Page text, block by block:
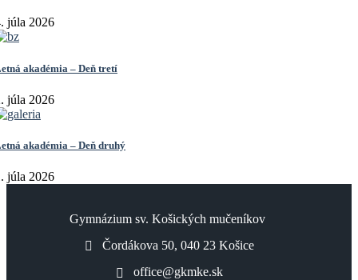
júla 2026
akadémia – Deň tretí
júla 2026
akadémia – Deň druhý
júla 2026
Gymnázium sv. Košických mučeníkov
Čordákova 50, 040 23 Košice
office@gkmke.sk